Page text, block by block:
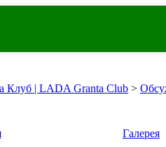
Клуб | LADA Granta Club >
Галерея